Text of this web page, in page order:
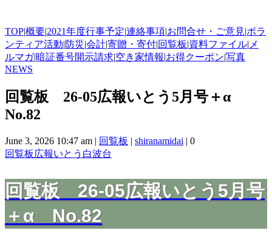
TOP|概要|2021年度行事予定|連絡事項|お問合せ・ご意見|ボラ
ンティア活動|防災|会計|寄贈・寄付|回覧板|資料ファイル| メ
ルマガ|暗証番号開示請求|空き家情報|お得クーポン|写真
NEWS
回覧板 26-05広報いとう5月号＋α
No.82
June 3, 2026 10:47 am | 回覧板 | shiranamidai | 0
回覧板 広報いとう 白波台
回覧板 26-05広報いとう5月号
＋α No.82